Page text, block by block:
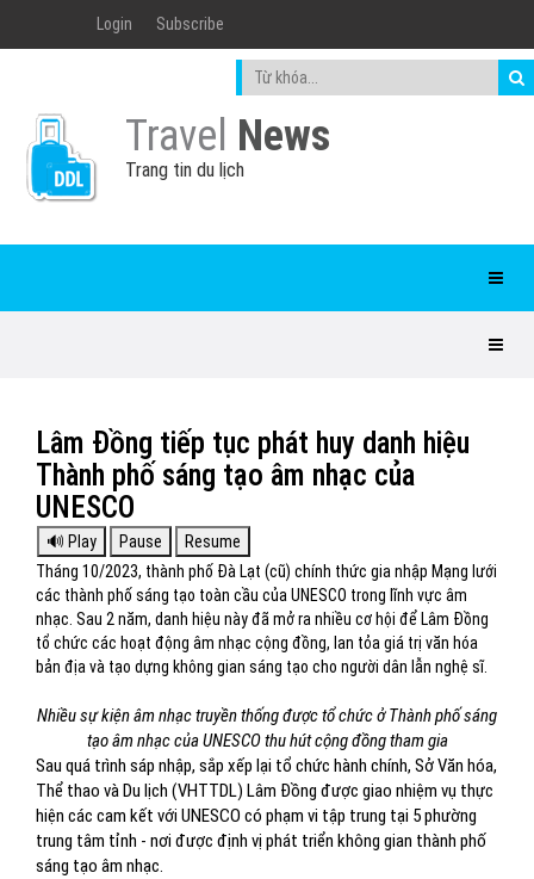
Login Subscribe
Travel News
Trang tin du lịch
Lâm Đồng tiếp tục phát huy danh hiệu
Thành phố sáng tạo âm nhạc của
UNESCO
Tháng 10/2023, thành phố Đà Lạt (cũ) chính thức gia nhập Mạng lưới
các thành phố sáng tạo toàn cầu của UNESCO trong lĩnh vực âm
nhạc. Sau 2 năm, danh hiệu này đã mở ra nhiều cơ hội để Lâm Đồng
tổ chức các hoạt động âm nhạc cộng đồng, lan tỏa giá trị văn hóa
bản địa và tạo dựng không gian sáng tạo cho người dân lẫn nghệ sĩ.
Nhiều sự kiện âm nhạc truyền thống được tổ chức ở Thành phố sáng
tạo âm nhạc của UNESCO thu hút cộng đồng tham gia
Sau quá trình sáp nhập, sắp xếp lại tổ chức hành chính, Sở Văn hóa,
Thể thao và Du lịch (VHTTDL) Lâm Đồng được giao nhiệm vụ thực
hiện các cam kết với UNESCO có phạm vi tập trung tại 5 phường
trung tâm tỉnh - nơi được định vị phát triển không gian thành phố
sáng tạo âm nhạc.